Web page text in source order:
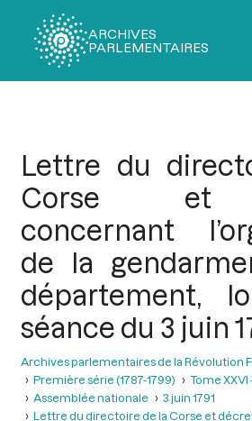
ARCHIVES
PARLEMENTAIRES
Lettre du
Corse et
concernant
de la
département,
séance du 3 juin
Archives parlementaires de la Révolution
Première série (1787-1799)
Tome XXVI
Assemblée nationale
3 juin 1791
Lettre du directoire de la Corse et